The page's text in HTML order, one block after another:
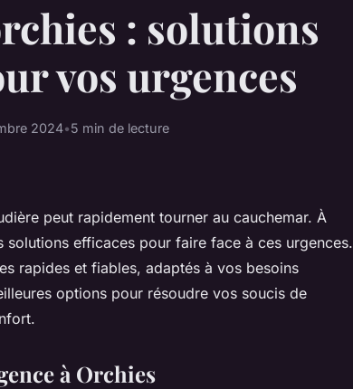
: solutions
vos urgences
2024•5 min de lecture
peut rapidement tourner au cauchemar. À
solutions efficaces pour faire face à ces urgences.
rapides et fiables, adaptés à vos besoins
options pour résoudre vos soucis de
à Orchies